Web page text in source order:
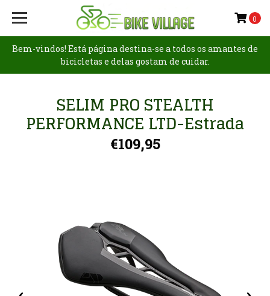
Bem-vindos! Está página destina-se a todos os amantes de
bicicletas e delas gostam de cuidar.
0
SELIM PRO STEALTH
PERFORMANCE LTD-Estrada
€109,95